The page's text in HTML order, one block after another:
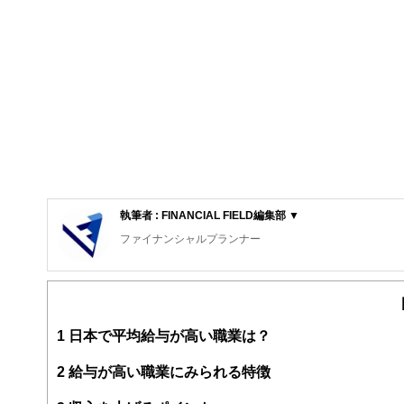
執筆者 : FINANCIAL FIELD編集部 ▼
ファイナンシャルプランナー
FinancialField編集部は、金融、経済に関する記事を、日
案から記事掲載まですべての工程に関わることで、読者目
FinancialFieldの特徴は、ファイナンシャルプランナー、
ー、公認会計士、社会保険労務士、行政書士、投資アナ
1 日本で平均給与が高い職業は？
2 給与が高い職業にみられる特徴